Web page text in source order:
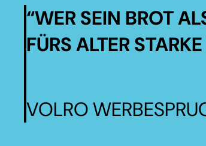
“WER SEIN BROT
FÜRS ALTER
VOLRO